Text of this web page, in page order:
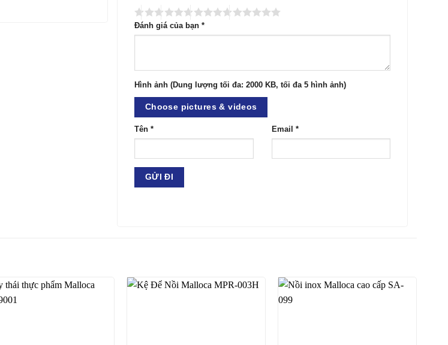
Đánh giá của bạn*
Hình ảnh (Dung lượng tối đa: 2000 KB, tối đa 5 hình ảnh)
Choose pictures & videos
Tên* Email *